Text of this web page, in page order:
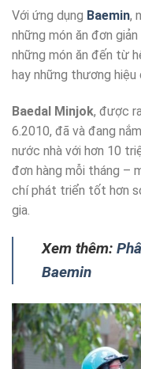
Với ứng dụng Baemin,
những món ăn đơn
những món ăn đến từ
hay những thương
Baedal Minjok, được
6.2010, đã và đang
nước nhà với hơn 10
đơn hàng mỗi tháng –
chí phát triển tốt hơn
gia.
Xem thêm:
Baemin